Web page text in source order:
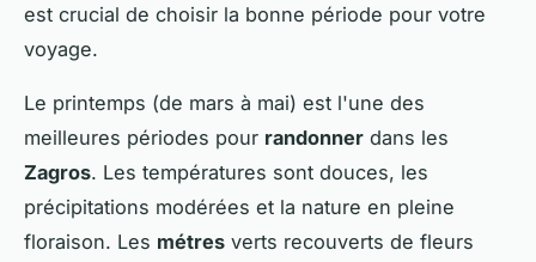
est crucial de choisir la bonne période pour votre
voyage.
Le printemps (de mars à mai) est l'une des
meilleures périodes pour randonner dans les
Zagros. Les températures sont douces, les
précipitations modérées et la nature en pleine
floraison. Les métres verts recouverts de fleurs